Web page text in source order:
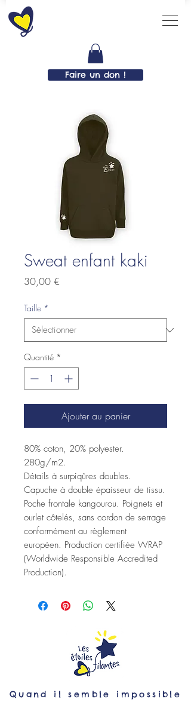
Faire un don !
Sweat enfant kaki
30,00 €
Taille *
Quantité *
Ajouter au panier
80% coton, 20% polyester.
280g/m2.
Détails à surpiqûres doubles.
Capuche à double épaisseur de tissu.
Poche frontale kangourou. Poignets et
ourlet côtelés, sans cordon de serrage
conformément au règlement
européen. Production certifiée WRAP
(Worldwide Responsible Accredited
Production).
Quand il semble impossible